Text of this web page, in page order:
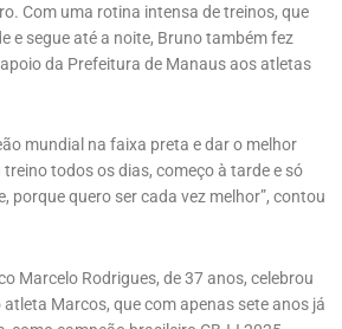
Com uma rotina intensa de treinos, que
e segue até a noite, Bruno também fez
da Prefeitura de Manaus aos atletas
mundial na faixa preta e dar o melhor
todos os dias, começo à tarde e só
porque quero ser cada vez melhor”, contou
Marcelo Rodrigues, de 37 anos, celebrou
Marcos, que com apenas sete anos já